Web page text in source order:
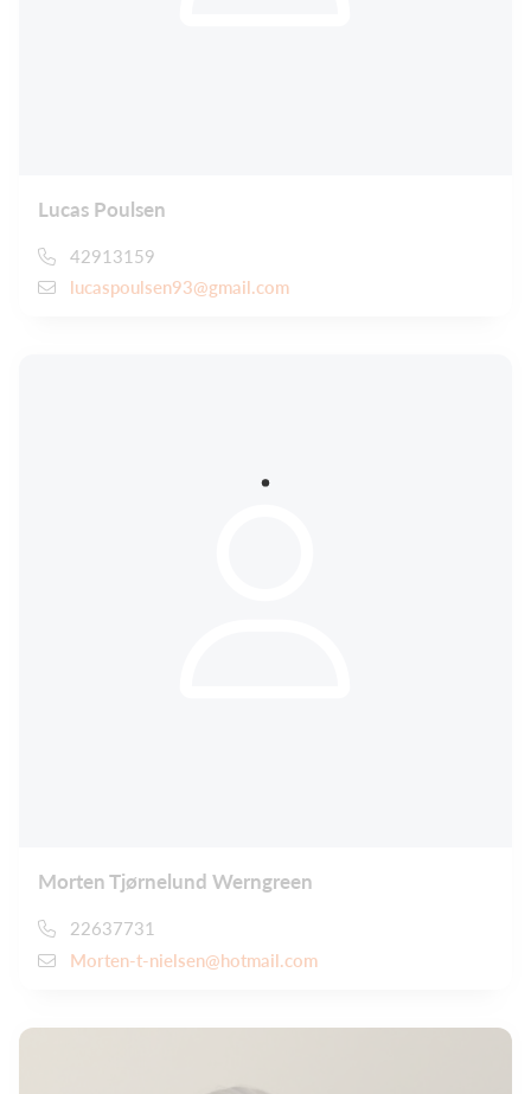
Lucas Poulsen
42913159
lucaspoulsen93@gmail.com
Morten Tjørnelund Werngreen
22637731
Morten-t-nielsen@hotmail.com